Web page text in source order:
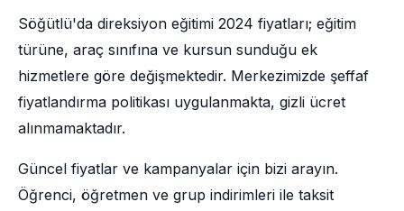
Söğütlü'da direksiyon eğitimi 2024 fiyatları; eğitim
türüne, araç sınıfına ve kursun sunduğu ek
hizmetlere göre değişmektedir. Merkezimizde şeffaf
fiyatlandırma politikası uygulanmakta, gizli ücret
alınmamaktadır.
Güncel fiyatlar ve kampanyalar için bizi arayın.
Öğrenci, öğretmen ve grup indirimleri ile taksit